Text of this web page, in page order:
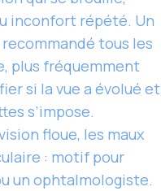
inconfort répété. Un
tous les
plus fréquemment
si la vue a évolué et
s’impose.
floue, les maux
: motif pour
un ophtalmologiste.